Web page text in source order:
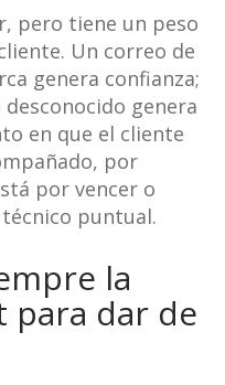
pero tiene un peso
Un correo de
genera confianza;
genera
en que el cliente
por
por vencer o
puntual.
la
para dar de